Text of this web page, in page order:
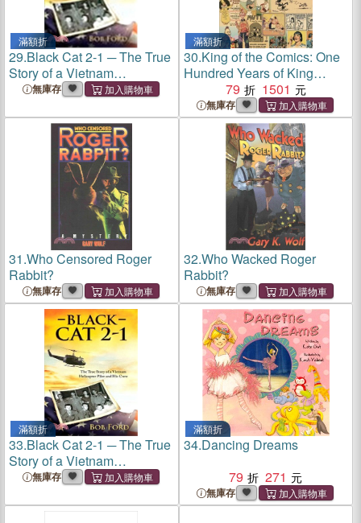
滿額折
29.Black Cat 2-1 ─ The True
Story of a Vietnam
Helicopter Pilot and His
無庫存
滿額折
30.King of the Comics: One
Hundred Years of King
Features Syndicate
79 1501
無庫存
31.Who Censored Roger
Rabbit?
無庫存
32.Who Wacked Roger
Rabbit?
無庫存
滿額折
33.Black Cat 2-1 ─ The True
Story of a Vietnam
Helicopter Pilot and His
無庫存
滿額折
34.Dancing Dreams
79
271
無庫存